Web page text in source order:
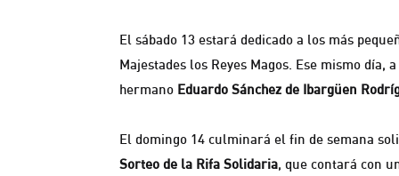
El sábado 13 estará dedicado a los más
Majestades los Reyes Magos. Ese mismo día,
hermano Eduardo Sánchez de Ibargüen
El domingo 14 culminará el fin de semana
Sorteo de la Rifa Solidaria, que contará con